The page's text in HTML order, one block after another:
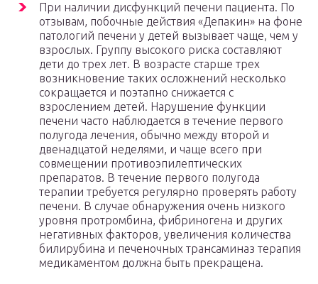
При наличии дисфункций печени пациента. По
отзывам, побочные действия «Депакин» на фоне
патологий печени у детей вызывает чаще, чем у
взрослых. Группу высокого риска составляют
дети до трех лет. В возрасте старше трех
возникновение таких осложнений несколько
сокращается и поэтапно снижается с
взрослением детей. Нарушение функции
печени часто наблюдается в течение первого
полугода лечения, обычно между второй и
двенадцатой неделями, и чаще всего при
совмещении противоэпилептических
препаратов. В течение первого полугода
терапии требуется регулярно проверять работу
печени. В случае обнаружения очень низкого
уровня протромбина, фибриногена и других
негативных факторов, увеличения количества
билирубина и печеночных трансаминаз терапия
медикаментом должна быть прекращена.